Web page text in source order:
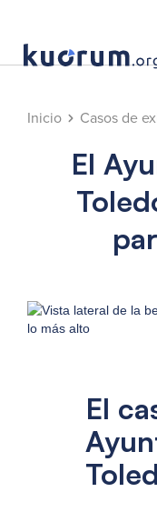
Inicio Casos de
El
El